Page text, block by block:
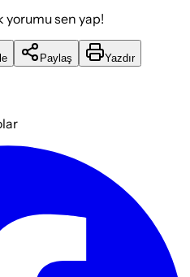
yorumu sen yap!
Paylaş Yazdır